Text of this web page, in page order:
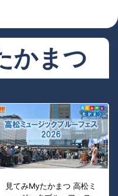
かまつ
見てみMyたかまつ 高松ミ